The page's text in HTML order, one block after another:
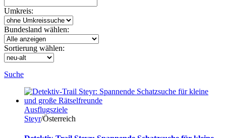
Umkreis:
Bundesland wählen:
Sortierung wählen:
Suche
Ausflugsziele
Steyr/Österreich